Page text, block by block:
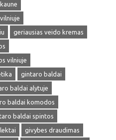
geriausias veido kremas
vilniuje
gintaro baldai
baldai alytuje
baldai komodos
baldai spintos
givybes draudimas